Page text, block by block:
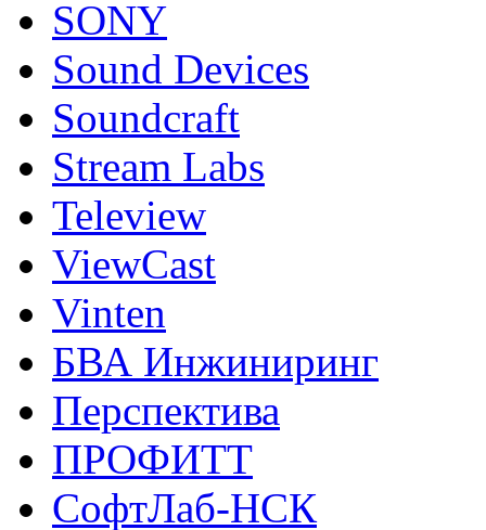
SONY
Sound Devices
Soundcraft
Stream Labs
Teleview
ViewCast
Vinten
БВА Инжиниринг
Перспектива
ПРОФИТТ
СофтЛаб-НСК